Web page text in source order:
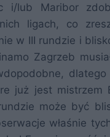
i/lub Maribor
ligach, co
w III rundzie i
Zagrzeb
już jest mistrzem
może być
właśnie